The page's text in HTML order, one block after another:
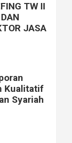
TW II
JASA
Kualitatif
Syariah